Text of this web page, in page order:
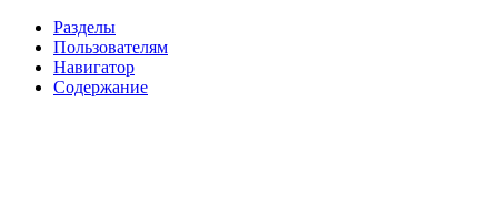
Разделы
Пользователям
Навигатор
Содержание